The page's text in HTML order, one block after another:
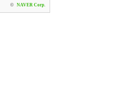
© NAVER Corp.